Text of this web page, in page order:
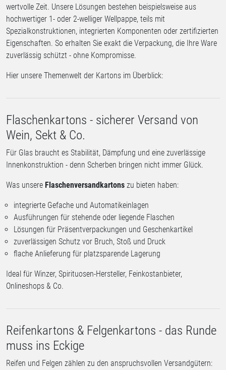
wertvolle Zeit. Unsere Lösungen bestehen beispielsweise aus
hochwertiger 1- oder 2-welliger Wellpappe, teils mit
Spezialkonstruktionen, integrierten Komponenten oder zertifizierten
Eigenschaften. So erhalten Sie exakt die Verpackung, die Ihre Ware
zuverlässig schützt - ohne Kompromisse.
Hier unsere Themenwelt der Kartons im Überblick:
Flaschenkartons - sicherer Versand von
Wein, Sekt & Co.
Für Glas braucht es Stabilität, Dämpfung und eine zuverlässige
Innenkonstruktion - denn Scherben bringen nicht immer Glück.
Was unsere Flaschenversandkartons zu bieten haben:
integrierte Gefache und Automatikeinlagen
Ausführungen für stehende oder liegende Flaschen
Lösungen für Präsentverpackungen und Geschenkartikel
zuverlässigen Schutz vor Bruch, Stoß und Druck
flache Anlieferung für platzsparende Lagerung
Ideal für Winzer, Spirituosen-Hersteller, Feinkostanbieter,
Onlineshops & Co.
Reifenkartons & Felgenkartons - das Runde
muss ins Eckige
Reifen und Felgen zählen zu den anspruchsvollen Versandgütern: